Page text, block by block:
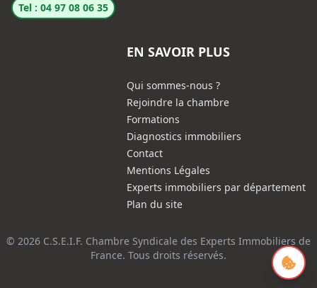
Tel : 04 97 08 06 35
EN SAVOIR PLUS
Qui sommes-nous ?
Rejoindre la chambre
Formations
Diagnostics immobiliers
Contact
Mentions Légales
Experts immobiliers par département
Plan du site
© 2026 C.S.E.I.F. Chambre Syndicale des Experts Immobiliers de
France. Tous droits réservés.